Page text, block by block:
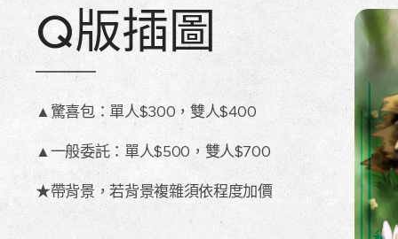
Q版插圖
▲驚喜包：單人$300，雙人$400
▲一般委託：單人$500，雙人$700
★帶背景，若背景複雜須依程度加價